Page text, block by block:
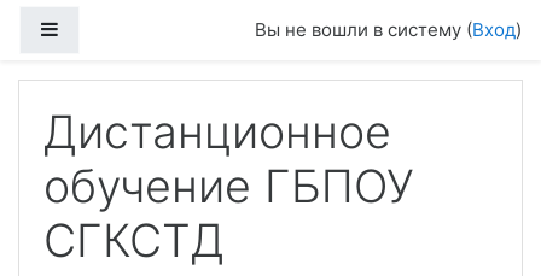
Вы не вошли в систему (Вход)
Дистанционное
обучение ГБПОУ
СГКСТД